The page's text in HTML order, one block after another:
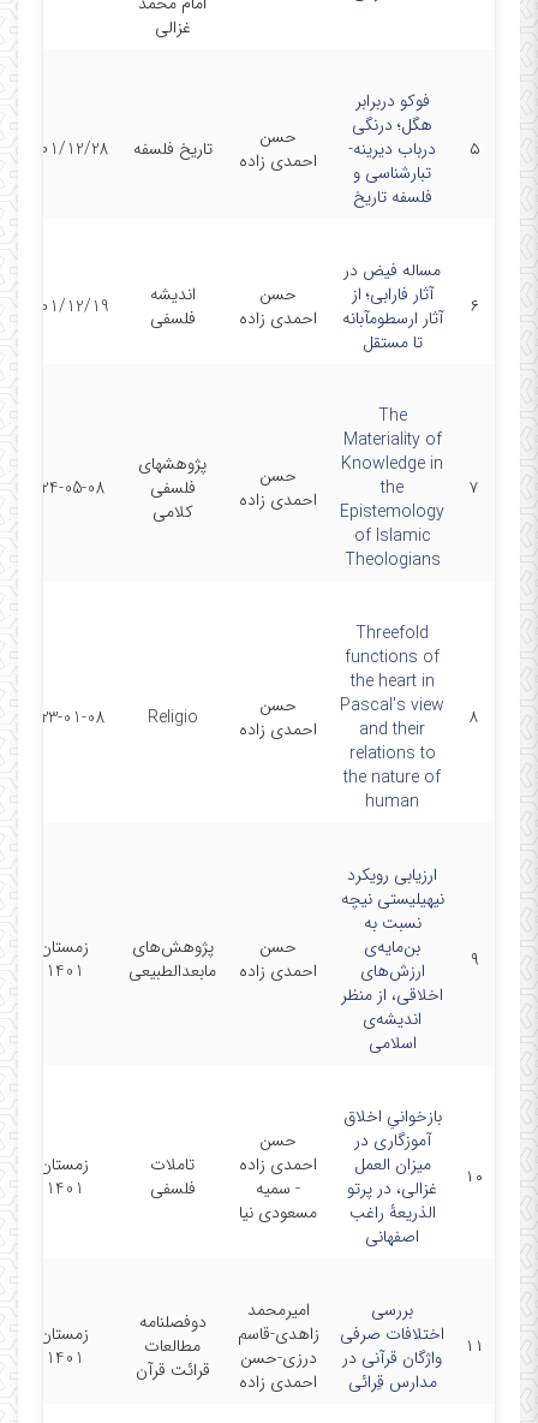
غزالی
۵
فوکو دربرابر
هگل؛ درنگی
درباب دیرینه-
تبارشناسی و
فلسفه تاریخ
حسن
احمدی زاده
تاریخ فلسفه 1401/12/28
۶
مساله فیض در
آثار فارابی؛ از
آثار ارسطومآبانه
تا مستقل
حسن
احمدی زاده
اندیشه
فلسفی
1401/12/19
۷
The
Materiality of
Knowledge in
the
Epistemology
of Islamic
Theologians
حسن
احمدی زاده
پژوهشهای
فلسفی
کلامی
2024-05-08
۸
Threefold
functions of
the heart in
Pascal's view
and their
relations to
the nature of
human
حسن
احمدی زاده
Religio
2023-01-08
۹
ارزیابی رویکرد
نیهیلیستی نیچه
نسبت به
بن‌مایه‌ی
ارزش‌های
اخلاقی، از منظر
اندیشه‌ی
اسلامی
حسن
احمدی زاده
پژوهش‌های
مابعدالطبیعی
زمستان
1401
۱۰
بازخوانیِ اخلاق
آموزگاری در
میزان العمل
غزالی، در پرتو
الذریعۀ راغب
اصفهانی
حسن
احمدی زاده
- سمیه
مسعودی نیا
تاملات
فلسفی
زمستان
1401
۱۱
بررسی
اختلافات صرفی
واژگان قرآنی در
مدارس قِرائی
امیرمحمد
زاهدی-قاسم
درزی-حسن
احمدی زاده
دوفصلنامه
مطالعات
قرائت قرآن
زمستان
1401